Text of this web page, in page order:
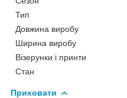
Тип
Довжина виробу
Ширина виробу
Візерунки і принти
Стан
Приховати